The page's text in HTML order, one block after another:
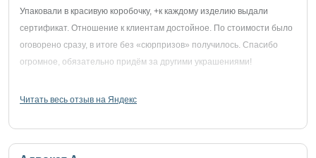
Упаковали в красивую коробочку, +к каждому изделию выдали
сертификат. Отношение к клиентам достойное. По стоимости было
оговорено сразу, в итоге без «сюрпризов» получилось. Спасибо
огромное, обязательно придём за другими украшениями!
Читать весь отзыв на Яндекс